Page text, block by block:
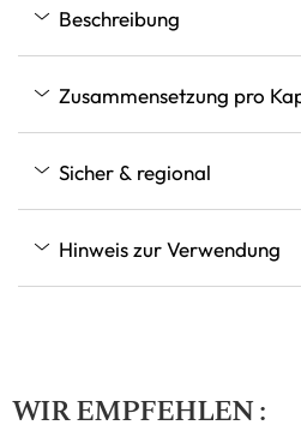
Beschreibung
Zusammensetzung pro
Sicher & regional
Hinweis zur Verwendung
WIR EMPFEHLEN :